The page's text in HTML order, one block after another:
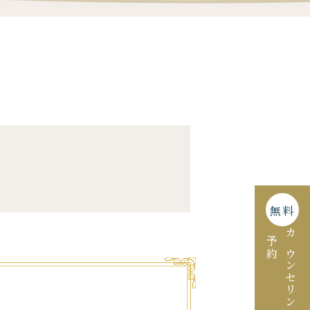
無料
カウンセリング
予約